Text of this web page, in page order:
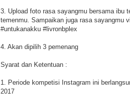
3. Upload foto rasa sayangmu bersama ibu
temenmu. Sampaikan juga rasa sayangmu
#untukanakku #livronbplex
4. Akan dipilih 3 pemenang
Syarat dan Ketentuan :
1. Periode kompetisi Instagram ini
2017